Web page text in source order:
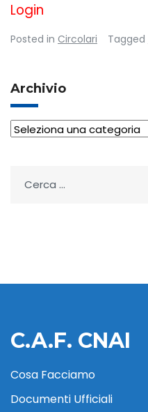
Login
Posted in Circolari Tagged
Archivio
Archivio
per:
C.A.F. CNAI
Cosa Facciamo
Documenti Ufficiali